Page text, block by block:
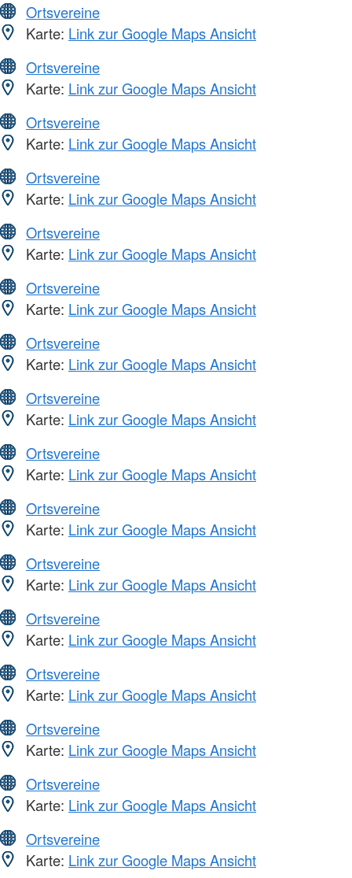
Ortsvereine
Karte: Link zur Google Maps Ansicht
Ortsvereine
Karte: Link zur Google Maps Ansicht
Ortsvereine
Karte: Link zur Google Maps Ansicht
Ortsvereine
Karte: Link zur Google Maps Ansicht
Ortsvereine
Karte: Link zur Google Maps Ansicht
Ortsvereine
Karte: Link zur Google Maps Ansicht
Ortsvereine
Karte: Link zur Google Maps Ansicht
Ortsvereine
Karte: Link zur Google Maps Ansicht
Ortsvereine
Karte: Link zur Google Maps Ansicht
Ortsvereine
Karte: Link zur Google Maps Ansicht
Ortsvereine
Karte: Link zur Google Maps Ansicht
Ortsvereine
Karte: Link zur Google Maps Ansicht
Ortsvereine
Karte: Link zur Google Maps Ansicht
Ortsvereine
Karte: Link zur Google Maps Ansicht
Ortsvereine
Karte: Link zur Google Maps Ansicht
Ortsvereine
Karte: Link zur Google Maps Ansicht